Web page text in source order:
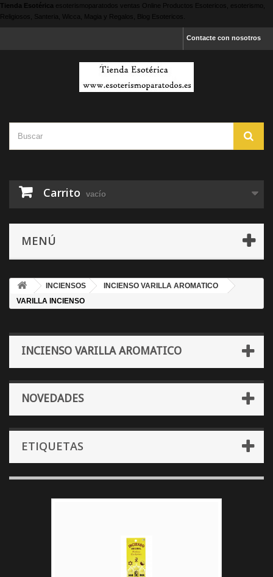
Tienda Esotérica esoterismoparatodos ventas Online Productos Esotericos, esoterismo,
Religiosos, Santeria, Wicca, Magia y Regalos, Blog Esotericos.
Contacte con nosotros
Carrito vacío
MENÚ
INCIENSOS
INCIENSO VARILLA AROMATICO
VARILLA INCIENSO
INCIENSO VARILLA AROMATICO
NOVEDADES
ETIQUETAS